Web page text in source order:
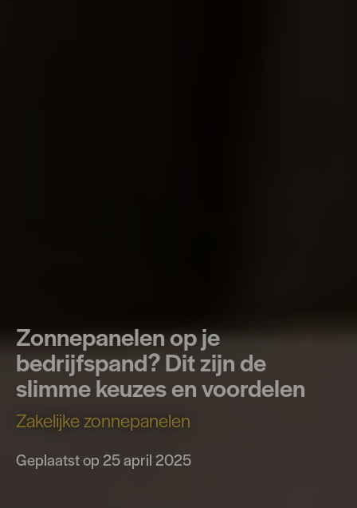
Zonnepanelen op je
bedrijfspand? Dit zijn de
slimme keuzes en voordelen
Zakelijke zonnepanelen
Geplaatst op 25 april 2025